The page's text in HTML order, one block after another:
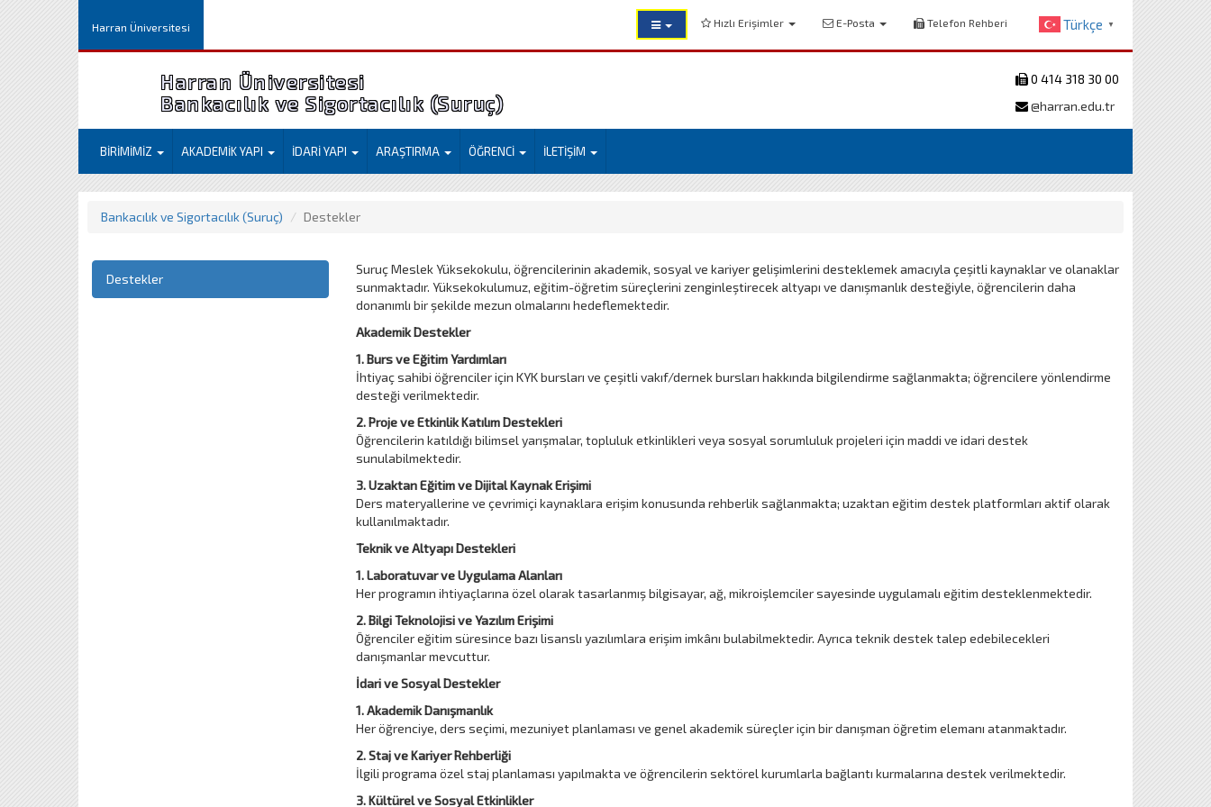
Harran Üniversitesi Hızlı Erişimler E-Posta Telefon Rehberi Türkçe ▼
Harran Üniversitesi
Bankacılık ve Sigortacılık (Suruç)
0 414 318 30 00
@harran.edu.tr
BİRİMİMİZ AKADEMİK YAPI İDARİ YAPI ARAŞTIRMA ÖĞRENCİ İLETİŞİM
Bankacılık ve Sigortacılık (Suruç) Destekler
Destekler
Suruç Meslek Yüksekokulu, öğrencilerinin akademik, sosyal ve kariyer gelişimlerini desteklemek amacıyla çeşitli kaynaklar ve olanaklar
sunmaktadır. Yüksekokulumuz, eğitim-öğretim süreçlerini zenginleştirecek altyapı ve danışmanlık desteğiyle, öğrencilerin daha
donanımlı bir şekilde mezun olmalarını hedeflemektedir.
Akademik Destekler
1. Burs ve Eğitim Yardımları
İhtiyaç sahibi öğrenciler için KYK bursları ve çeşitli vakıf/dernek bursları hakkında bilgilendirme sağlanmakta; öğrencilere yönlendirme
desteği verilmektedir.
2. Proje ve Etkinlik Katılım Destekleri
Öğrencilerin katıldığı bilimsel yarışmalar, topluluk etkinlikleri veya sosyal sorumluluk projeleri için maddi ve idari destek
sunulabilmektedir.
3. Uzaktan Eğitim ve Dijital Kaynak Erişimi
Ders materyallerine ve çevrimiçi kaynaklara erişim konusunda rehberlik sağlanmakta; uzaktan eğitim destek platformları aktif olarak
kullanılmaktadır.
Teknik ve Altyapı Destekleri
1. Laboratuvar ve Uygulama Alanları
Her programın ihtiyaçlarına özel olarak tasarlanmış bilgisayar, ağ, mikroişlemciler sayesinde uygulamalı eğitim desteklenmektedir.
2. Bilgi Teknolojisi ve Yazılım Erişimi
Öğrenciler eğitim süresince bazı lisanslı yazılımlara erişim imkânı bulabilmektedir. Ayrıca teknik destek talep edebilecekleri
danışmanlar mevcuttur.
İdari ve Sosyal Destekler
1. Akademik Danışmanlık
Her öğrenciye, ders seçimi, mezuniyet planlaması ve genel akademik süreçler için bir danışman öğretim elemanı atanmaktadır.
2. Staj ve Kariyer Rehberliği
İlgili programa özel staj planlaması yapılmakta ve öğrencilerin sektörel kurumlarla bağlantı kurmalarına destek verilmektedir.
3. Kültürel ve Sosyal Etkinlikler